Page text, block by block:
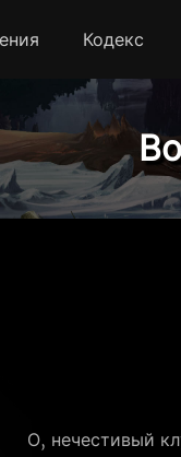
Кодекс
О, нечестивый